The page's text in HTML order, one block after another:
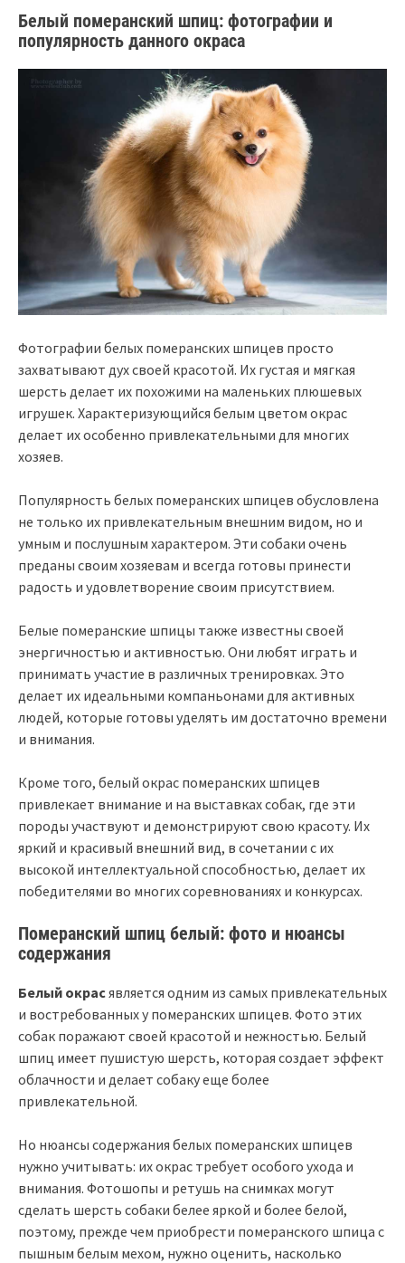
Белый померанский шпиц: фотографии и
популярность данного окраса
Фотографии белых померанских шпицев просто
захватывают дух своей красотой. Их густая и мягкая
шерсть делает их похожими на маленьких плюшевых
игрушек. Характеризующийся белым цветом окрас
делает их особенно привлекательными для многих
хозяев.
Популярность белых померанских шпицев обусловлена
не только их привлекательным внешним видом, но и
умным и послушным характером. Эти собаки очень
преданы своим хозяевам и всегда готовы принести
радость и удовлетворение своим присутствием.
Белые померанские шпицы также известны своей
энергичностью и активностью. Они любят играть и
принимать участие в различных тренировках. Это
делает их идеальными компаньонами для активных
людей, которые готовы уделять им достаточно времени
и внимания.
Кроме того, белый окрас померанских шпицев
привлекает внимание и на выставках собак, где эти
породы участвуют и демонстрируют свою красоту. Их
яркий и красивый внешний вид, в сочетании с их
высокой интеллектуальной способностью, делает их
победителями во многих соревнованиях и конкурсах.
Померанский шпиц белый: фото и нюансы
содержания
Белый окрасявляется одним из самых привлекательных
и востребованных у померанских шпицев. Фото этих
собак поражают своей красотой и нежностью. Белый
шпиц имеет пушистую шерсть, которая создает эффект
облачности и делает собаку еще более
привлекательной.
Но нюансы содержания белых померанских шпицев
нужно учитывать: их окрас требует особого ухода и
внимания. Фотошопы и ретушь на снимках могут
сделать шерсть собаки белее яркой и более белой,
поэтому, прежде чем приобрести померанского шпица с
пышным белым мехом, нужно оценить, насколько